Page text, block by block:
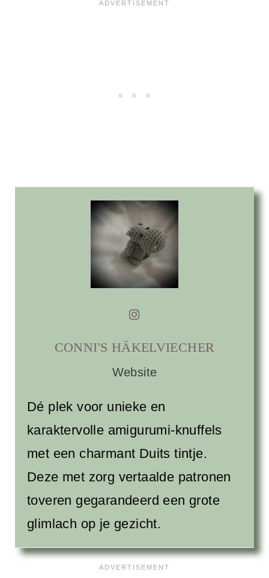
CONNI'S HÄKELVIECHER
Website
Dé plek voor unieke en
karaktervolle amigurumi-knuffels
met een charmant Duits tintje.
Deze met zorg vertaalde patronen
toveren gegarandeerd een grote
glimlach op je gezicht.